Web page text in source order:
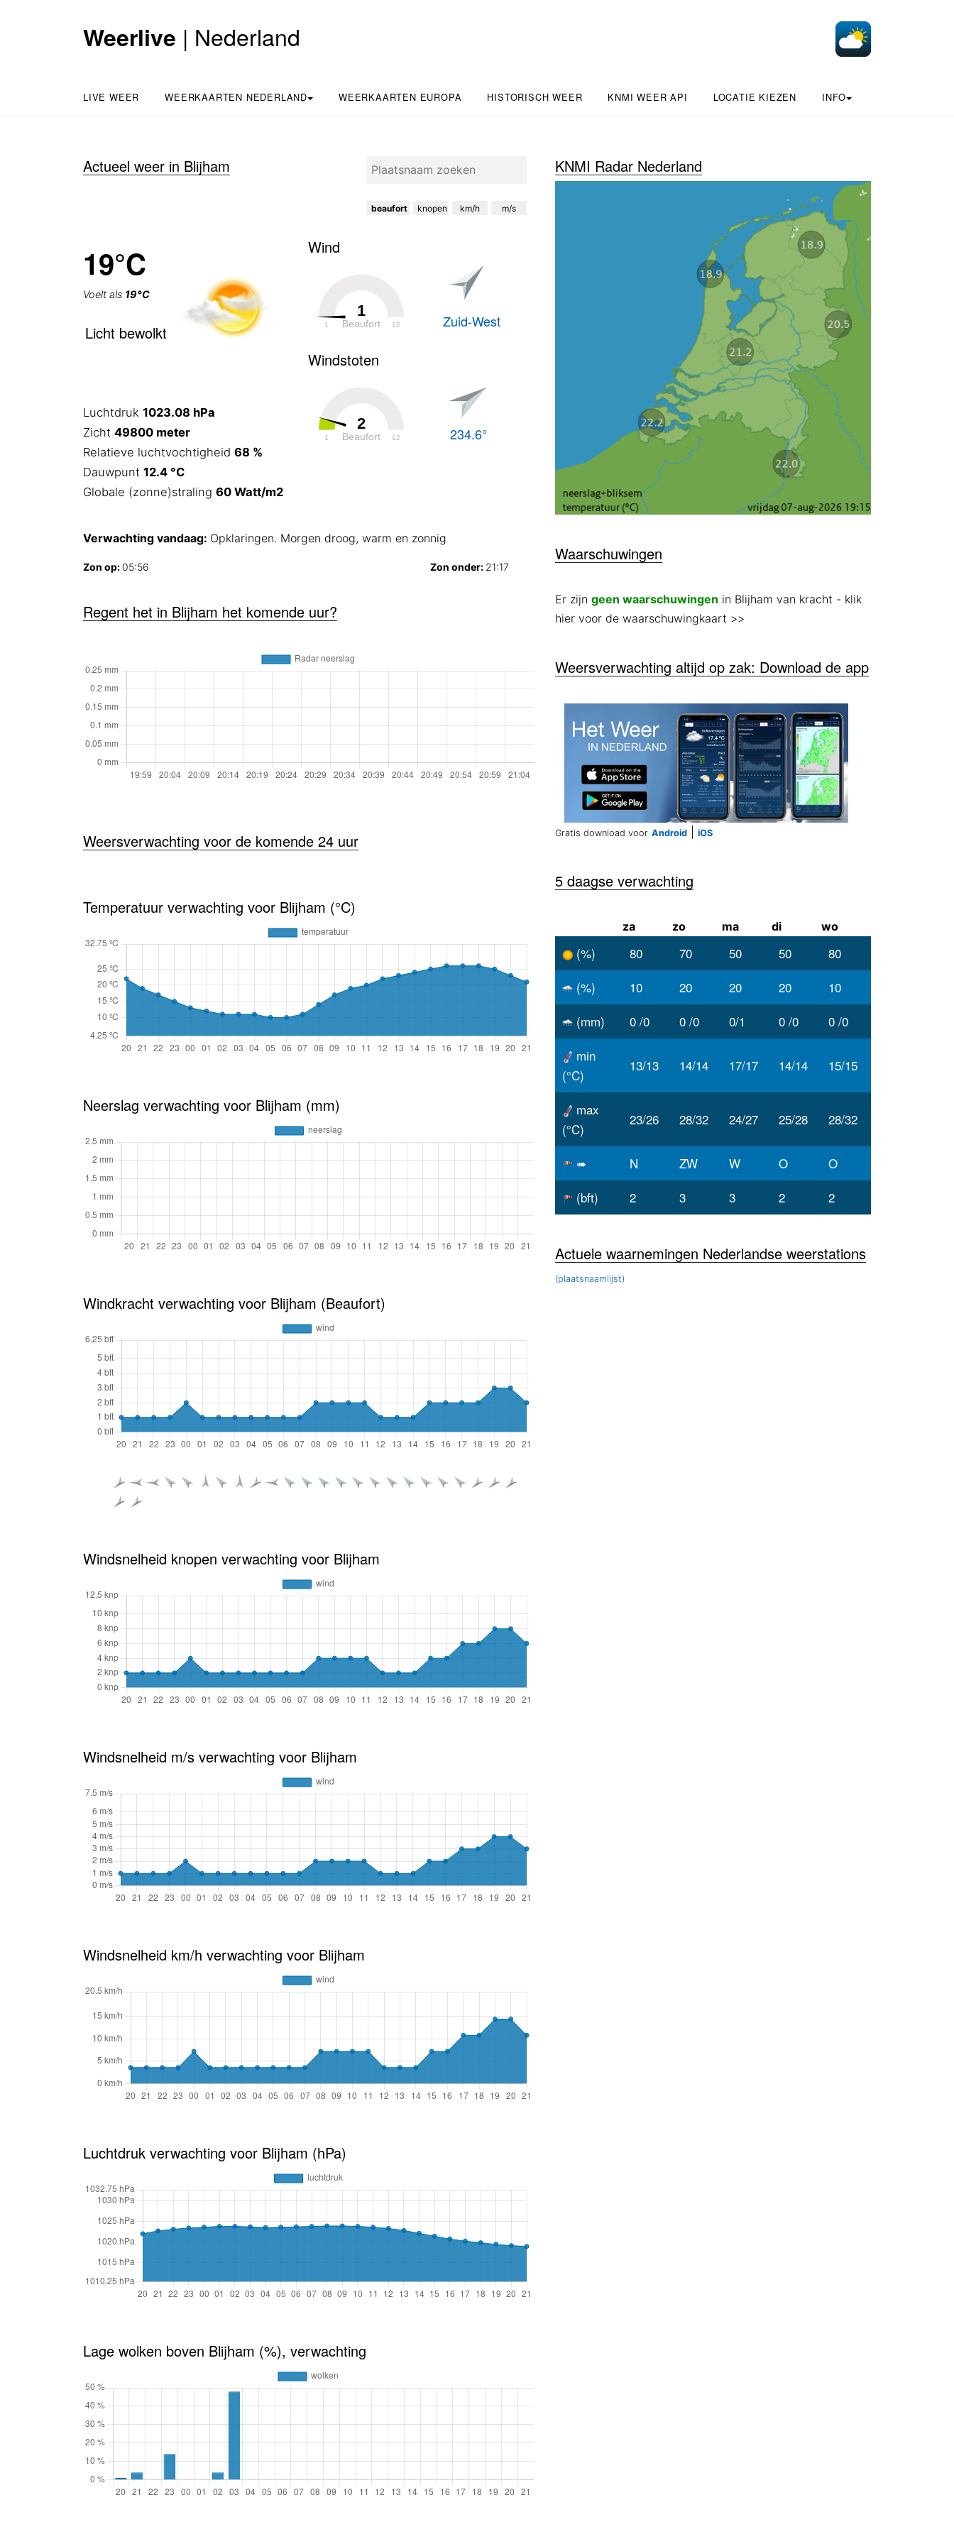
Weerlive | Nederland
LIVE WEER WEERKAARTEN NEDERLAND WEERKAARTEN EUROPA HISTORISCH WEER KNMI WEER API LOCATIE KIEZEN INFO
Actueel weer in Blijham
beaufort knopen km/h m/s
Wind
1
Beaufort
1 12 Zuid-West
Windstoten
2
Beaufort
1 12 234.6°
19°C
Voelt als 19°C
Licht bewolkt
Luchtdruk 1023.08 hPa
Zicht 49800 meter
Relatieve luchtvochtigheid 68 %
Dauwpunt 12.4 °C
Globale (zonne)straling 60 Watt/m2
Verwachting vandaag: Opklaringen. Morgen droog, warm en zonnig
Zon op: 05:56 Zon onder: 21:17
Regent het in Blijham het komende uur?
Weersverwachting voor de komende 24 uur
Temperatuur verwachting voor Blijham (°C)
Neerslag verwachting voor Blijham (mm)
Windkracht verwachting voor Blijham (Beaufort)
Windsnelheid knopen verwachting voor Blijham
Windsnelheid m/s verwachting voor Blijham
Windsnelheid km/h verwachting voor Blijham
Luchtdruk verwachting voor Blijham (hPa)
Lage wolken boven Blijham (%), verwachting
KNMI Radar Nederland
Waarschuwingen
Er zijn geen waarschuwingen in Blijham van kracht - klik
hier voor de waarschuwingkaart >>
Weersverwachting altijd op zak: Download de app
Gratis download voor Android| iOS
5 daagse verwachting
za zo ma di wo
(%) 80 70 50 50
80
(%)
10 20 20 20
10
(mm)
0 /0 0 /0 0/1 0 /0
0 /0
min
(°C)
13/13 14/14 17/17 14/14 15/15
max
(°C)
23/26 28/32 24/27 25/28 28/32
➠ N ZW W O
O
(bft)
2 3 3 2 2
Actuele waarnemingen Nederlandse weerstations
(plaatsnaamlijst)